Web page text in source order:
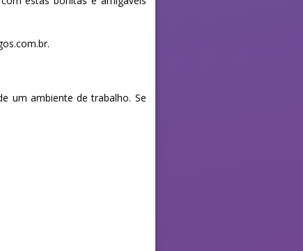
um ambiente de trabalho. Se